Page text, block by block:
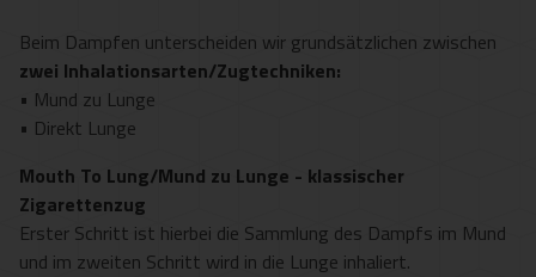
Beim Dampfen unterscheiden wir grundsätzlichen zwischen
zwei Inhalationsarten/Zugtechniken:
• Mund zu Lunge
• Direkt Lunge
Mouth To Lung/Mund zu Lunge - klassischer
Zigarettenzug
Erster Schritt ist hierbei die Sammlung des Dampfs im Mund
und im zweiten Schritt wird in die Lunge inhaliert.